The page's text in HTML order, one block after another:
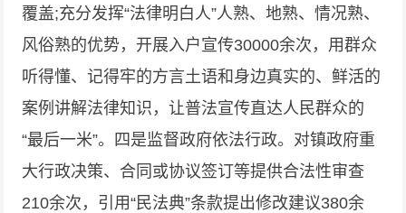
覆盖;充分发挥“法律明白人”人熟、地熟、情况熟、
风俗熟的优势，开展入户宣传30000余次，用群众
听得懂、记得牢的方言土语和身边真实的、鲜活的
案例讲解法律知识，让普法宣传直达人民群众的
“最后一米”。四是监督政府依法行政。对镇政府重
大行政决策、合同或协议签订等提供合法性审查
210余次，引用“民法典”条款提出修改建议380余